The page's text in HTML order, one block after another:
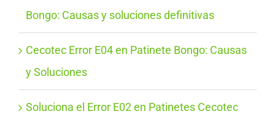
Bongo: Causas y soluciones definitivas
Cecotec Error E04 en Patinete Bongo: Causas
y Soluciones
Soluciona el Error E02 en Patinetes Cecotec